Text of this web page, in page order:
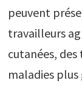
peuvent
travailleurs
cutanées,
maladies